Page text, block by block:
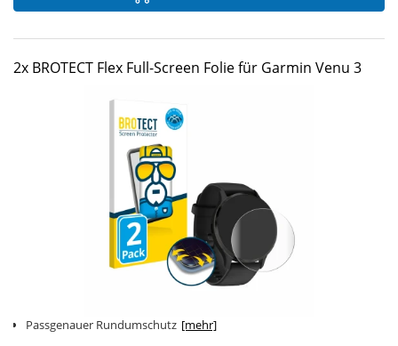
2x BROTECT Flex Full-Screen Folie für Garmin Venu 3
Passgenauer Rundumschutz [mehr]